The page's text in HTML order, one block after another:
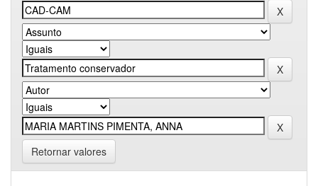
Retornar valores